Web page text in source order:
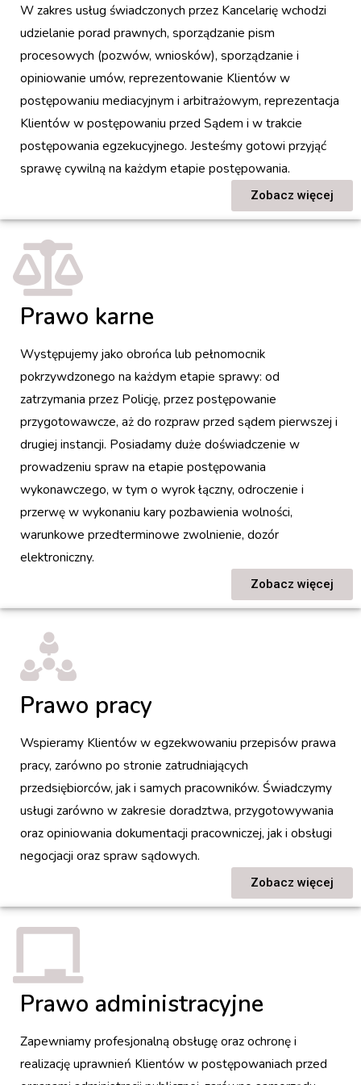
W zakres usług świadczonych przez Kancelarię wchodzi
udzielanie porad prawnych, sporządzanie pism
procesowych (pozwów, wniosków), sporządzanie i
opiniowanie umów, reprezentowanie Klientów w
postępowaniu mediacyjnym i arbitrażowym, reprezentacja
Klientów w postępowaniu przed Sądem i w trakcie
postępowania egzekucyjnego. Jesteśmy gotowi przyjąć
sprawę cywilną na każdym etapie postępowania.
Zobacz więcej
Prawo karne
Występujemy jako obrońca lub pełnomocnik
pokrzywdzonego na każdym etapie sprawy: od
zatrzymania przez Policję, przez postępowanie
przygotowawcze, aż do rozpraw przed sądem pierwszej i
drugiej instancji. Posiadamy duże doświadczenie w
prowadzeniu spraw na etapie postępowania
wykonawczego, w tym o wyrok łączny, odroczenie i
przerwę w wykonaniu kary pozbawienia wolności,
warunkowe przedterminowe zwolnienie, dozór
elektroniczny.
Zobacz więcej
Prawo pracy
Wspieramy Klientów w egzekwowaniu przepisów prawa
pracy, zarówno po stronie zatrudniających
przedsiębiorców, jak i samych pracowników. Świadczymy
usługi zarówno w zakresie doradztwa, przygotowywania
oraz opiniowania dokumentacji pracowniczej, jak i obsługi
negocjacji oraz spraw sądowych.
Zobacz więcej
Prawo administracyjne
Zapewniamy profesjonalną obsługę oraz ochronę i
realizację uprawnień Klientów w postępowaniach przed